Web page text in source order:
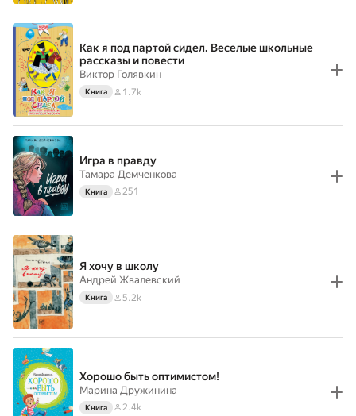
Как я под партой сидел. Веселые школьные
рассказы и повести
Виктор Голявкин
Книга 1.7k
Игра в правду
Тамара Демченкова
Книга 251
Я хочу в школу
Андрей Жвалевский
Книга 5.2k
Хорошо быть оптимистом!
Марина Дружинина
Книга 2.4k